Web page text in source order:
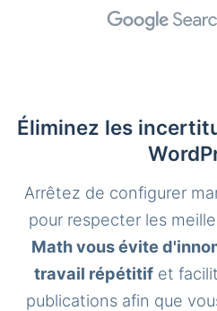
Éliminez les
Arrêtez de configurer
pour respecter les
Math vous évite
travail répétitif et
publications afin que